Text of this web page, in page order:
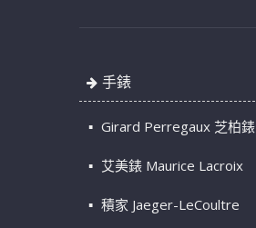
手錶
Girard Perregaux 芝柏錶
艾美錶 Maurice Lacroix
積家 Jaeger-LeCoultre